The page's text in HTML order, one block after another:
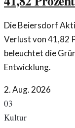
Die Beiersdorf
Verlust von 41,82
beleuchtet die
Entwicklung.
2. Aug. 2026
03
Kultur